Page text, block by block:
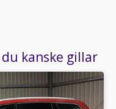
kanske gillar